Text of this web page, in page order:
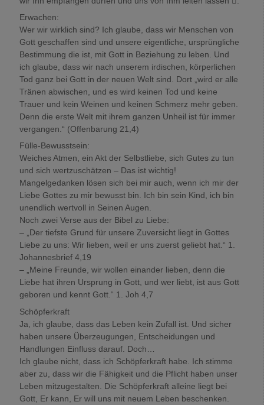
Erwachen:
Wer wir wirklich sind? Ich glaube, dass wir Menschen von
Gott geschaffen sind und unsere eigentliche, ursprüngliche
Bestimmung die ist, mit Gott in Beziehung zu leben. Und
ich glaube, dass wir nach unserem irdischen, körperlichen
Tod ganz bei Gott in der neuen Welt sind. Dort „wird er alle
Tränen abwischen, und es wird keinen Tod und keine
Trauer und kein Weinen und keinen Schmerz mehr geben.
Denn die erste Welt mit ihrem ganzen Unheil ist für immer
vergangen.“ (Offenbarung 21,4)
Fülle-Bewusstsein:
Weiches Atmen, ein Akt der Selbstliebe, sich Gutes zu tun
und sich wertzuschätzen – Das ist wichtig!
Mangelgedanken lösen sich bei mir auch, wenn ich mir der
Liebe Gottes zu mir bewusst bin. Ich bin sein Kind, ich bin
unendlich wertvoll in Seinen Augen.
Noch zwei Verse aus der Bibel zu Liebe:
– „Der tiefste Grund für unsere Zuversicht liegt in Gottes
Liebe zu uns: Wir lieben, weil er uns zuerst geliebt hat.“ 1.
Johannesbrief 4,19
– „Meine Freunde, wir wollen einander lieben, denn die
Liebe hat ihren Ursprung in Gott, und wer liebt, ist aus Gott
geboren und kennt Gott.“ 1. Joh 4,7
Schöpferkraft
Ja, ich glaube, dass das Leben kein Zufall ist. Und sicher
haben unsere Überzeugungen, Entscheidungen und
Handlungen Einfluss darauf. Doch…
Ich glaube nicht, dass ich Schöpferkraft habe. Ich stimme
aber zu, dass wir die Fähigkeit und die Pflicht haben unser
Leben mitzugestalten. Die Schöpferkraft alleine liegt bei
Gott, Er kann, Er will uns mit neuem Leben beschenken.